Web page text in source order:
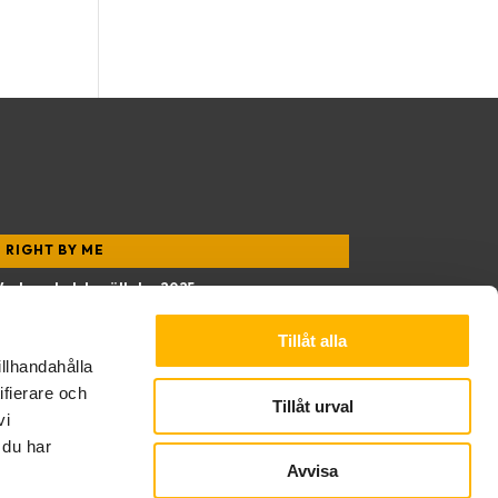
och
har
Tillåt alla
Tillåt urval
Avvisa
RIGHT BY ME
2025